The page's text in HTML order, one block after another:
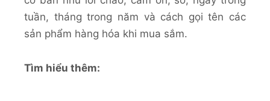
tuần, tháng trong năm và cách gọi tên các
sản phẩm hàng hóa khi mua sắm.
Tìm hiểu thêm: